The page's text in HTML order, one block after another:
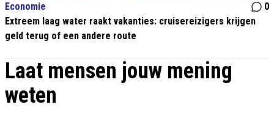
Economie
0
Extreem laag water raakt vakanties: cruisereizigers krijgen
geld terug of een andere route
Laat mensen jouw mening
weten